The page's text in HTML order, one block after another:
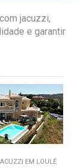
jacuzzi,
e garantir
EM LOULÉ